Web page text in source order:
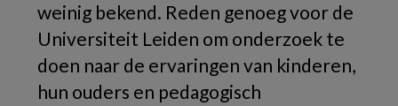
weinig bekend. Reden genoeg voor de
Universiteit Leiden om onderzoek te
doen naar de ervaringen van kinderen,
hun ouders en pedagogisch